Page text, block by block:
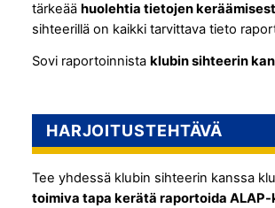
tärkeää huolehtia tietojen
sihteerillä on kaikki tarvittava tieto
Sovi raportoinnista klubin sihteerin
HARJOITUSTEHTÄVÄ
Tee yhdessä klubin sihteerin kanssa
toimiva tapa kerätä raportoida